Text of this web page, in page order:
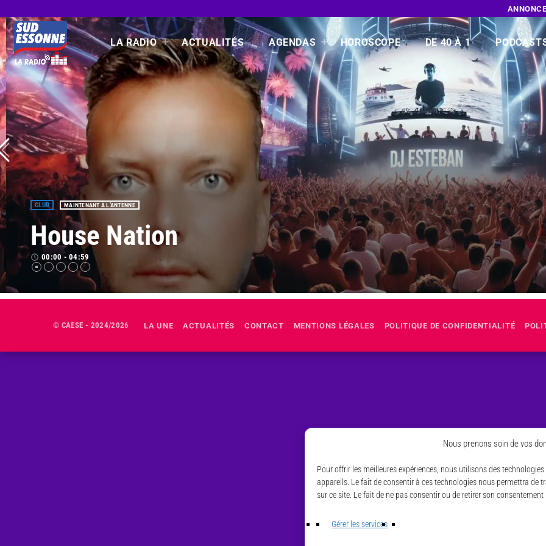
Nous prenons soin de vos
Pour offrir les meilleures expériences, nous utilisons des
appareils. Le fait de consentir à ces technologies nous permettra de
sur ce site. Le fait de ne pas consentir ou de retirer son
Gérer les services
LA RADIO ACTUALITÉS AGENDAS HOROSCOPE DE 40 À 1
80'S
© CAESE - 2024/2026 LA UNE ACTUALITÉS CONTACT MENTIONS LÉGALES POLITIQUE DE CONFIDENTIALITÉ